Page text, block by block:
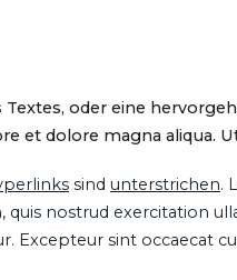
oder eine
et dolore magna aliqua.
sind unterstrichen.
nostrud exercitation
Excepteur sint